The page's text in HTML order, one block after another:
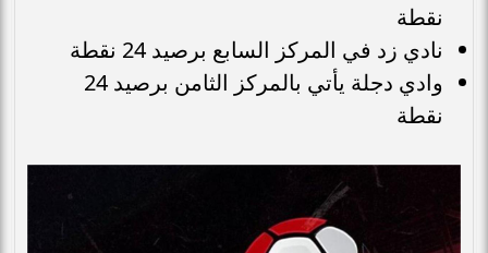
نقطة
نادي زد في المركز السابع برصيد 24 نقطة
وادي دجلة يأتي بالمركز الثامن برصيد 24
نقطة